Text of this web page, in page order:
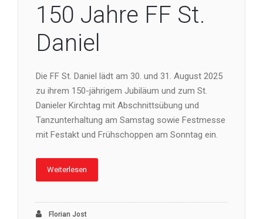
150 Jahre FF St.
Daniel
Die FF St. Daniel lädt am 30. und 31. August 2025
zu ihrem 150-jährigem Jubiläum und zum St.
Danieler Kirchtag mit Abschnittsübung und
Tanzunterhaltung am Samstag sowie Festmesse
mit Festakt und Frühschoppen am Sonntag ein.
Weiterlesen
Florian Jost